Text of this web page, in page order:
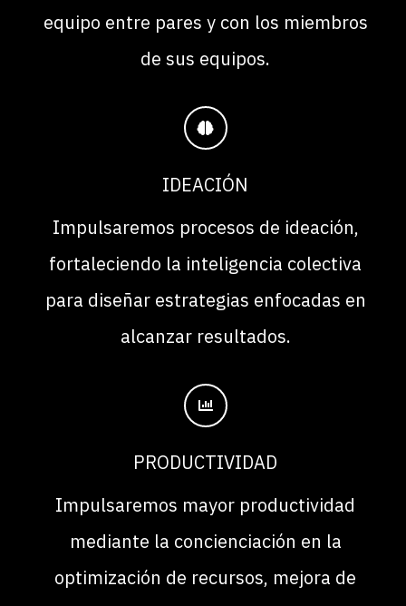
equipo entre pares y con los miembros
de sus equipos.
IDEACIÓN
Impulsaremos procesos de ideación,
fortaleciendo la inteligencia colectiva
para diseñar estrategias enfocadas en
alcanzar resultados.
PRODUCTIVIDAD
Impulsaremos mayor productividad
mediante la concienciación en la
optimización de recursos, mejora de